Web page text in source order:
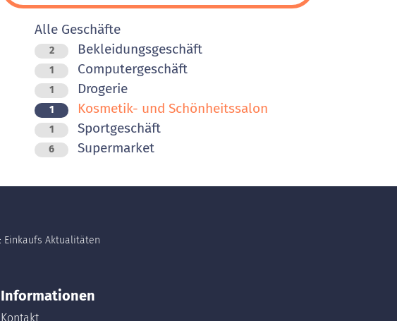
Alle Geschäfte
2 Bekleidungsgeschäft
1 Computergeschäft
1 Drogerie
1 Kosmetik- und Schönheitssalon
1 Sportgeschäft
6 Supermarket
Einkaufs Aktualitäten
Informationen
Kontakt